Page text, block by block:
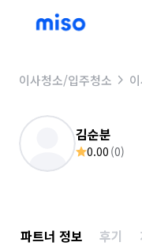
이사청소/입주청소
김순분
0.00 (0)
파트너 정보 후기